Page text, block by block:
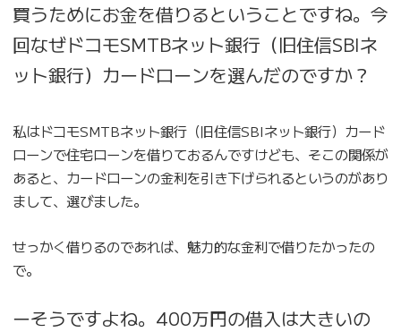
買うためにお金を借りるということですね。今
回なぜドコモSMTBネット銀行（旧住信SBIネ
ット銀行）カードローンを選んだのですか？
私はドコモSMTBネット銀行（旧住信SBIネット銀行）カード
ローンで住宅ローンを借りておるんですけども、そこの関係が
あると、カードローンの金利を引き下げられるというのがあり
まして、選びました。
せっかく借りるのであれば、魅力的な金利で借りたかったの
で。
ーそうですよね。400万円の借入は大きいの